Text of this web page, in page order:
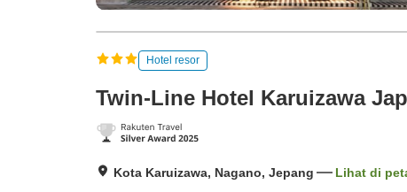
Hotel resor
Twin-Line Hotel Karuizawa
Kota Karuizawa, Nagano, Jepang Lihat di